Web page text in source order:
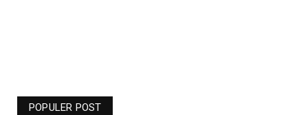
POPULER POST
Bolasport.com